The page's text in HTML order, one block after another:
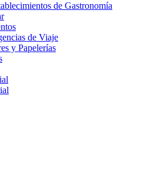
de Gastronomía
de Viaje
y Papelerías